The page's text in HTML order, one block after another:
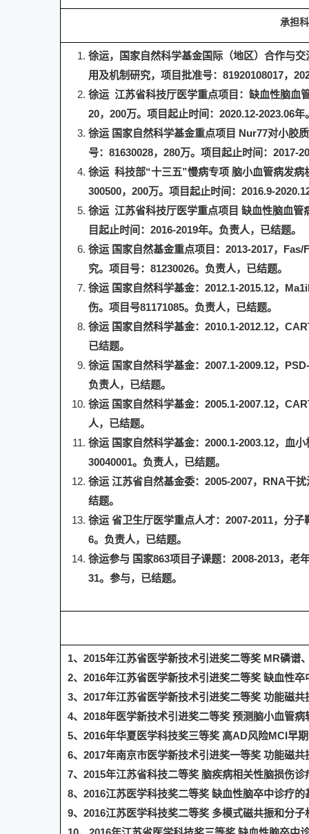
承担
徐运，国家自然科学基金国际（地区）合作与
用及机制研究，项目批准号： 81920108017，
徐运 江苏省科技厅医学重点项目：缺血性脑血
20， 200万。项目起止时间： 2020.12-2023.06年
徐运 国家自然科学基金重点项目 Nur77对小胶
号： 81630028， 280万。项目起止时间： 2017-
徐运 科技部“十三五”慢病专项 脑小血管病发
300500， 200万。项目起止时间： 2016.9-
徐运 江苏省科技厅医学重点项目 缺血性脑血管
目起止时间： 2016-2019年。 负责人，已结题。
徐运 国家自然基金重点项目： 2013-2017， Fas/
究。项目号： 81230026。 负责人，已结题。
徐运 国家自然科学基金： 2012.1-2015.12，
伤。项目号81171085。 负责人，已结题。
徐运 国家自然科学基金： 2010.1-2012.12，
已结题。
徐运 国家自然科学基金： 2007.1-2009.12，
负责人，已结题。
徐运 国家自然科学基金： 2005.1-2007.12，
人，已结题。
徐运 国家自然科学基金： 2000.1-2003.12，血
30040001。 负责人，已结题。
徐运 江苏省自然基金委： 2005-2007， RNA干扰
结题。
徐运 省卫生厅医学重点人才： 2007-2011，分子
6。 负责人，已结题。
徐运参与 国家863项目子课题： 2008-2013，老
31。参与，已结题。
1、 2015年江苏省医学新技术引进奖二等奖 MR磷谱
2、 2016年江苏省医学新技术引进奖二等奖 缺血性
3、 2017年江苏省医学新技术引进奖二等奖 功能磁
4、 2018年医学新技术引进奖二等奖 预测脑小血管
5、 2016年华夏医学科技奖三等奖 高AD风险MCI早
6、 2017年南京市医学新技术引进奖一等奖 功能磁
7、 2015年江苏省科技二等奖 脑疾病相关性脑损伤诊
8、 2016江苏医学科技奖二等奖 缺血性脑卒中诊疗
9、 2016江苏医学科技奖二等奖 多模式磁共振和分子